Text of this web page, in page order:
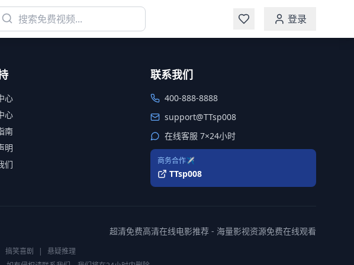
登录
心
心
南
明
们
联系我们
400-888-8888
support@TTsp008
在线客服 7×24小时
商务合作✈️
TTsp008
超清免费高清在线电影推荐 - 海量影视资源免费在线观看
搞笑喜剧 |
悬疑推理